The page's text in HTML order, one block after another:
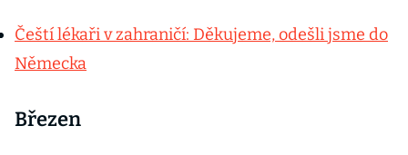
Čeští lékaři v zahraničí: Děkujeme, odešli jsme do
Německa
Březen